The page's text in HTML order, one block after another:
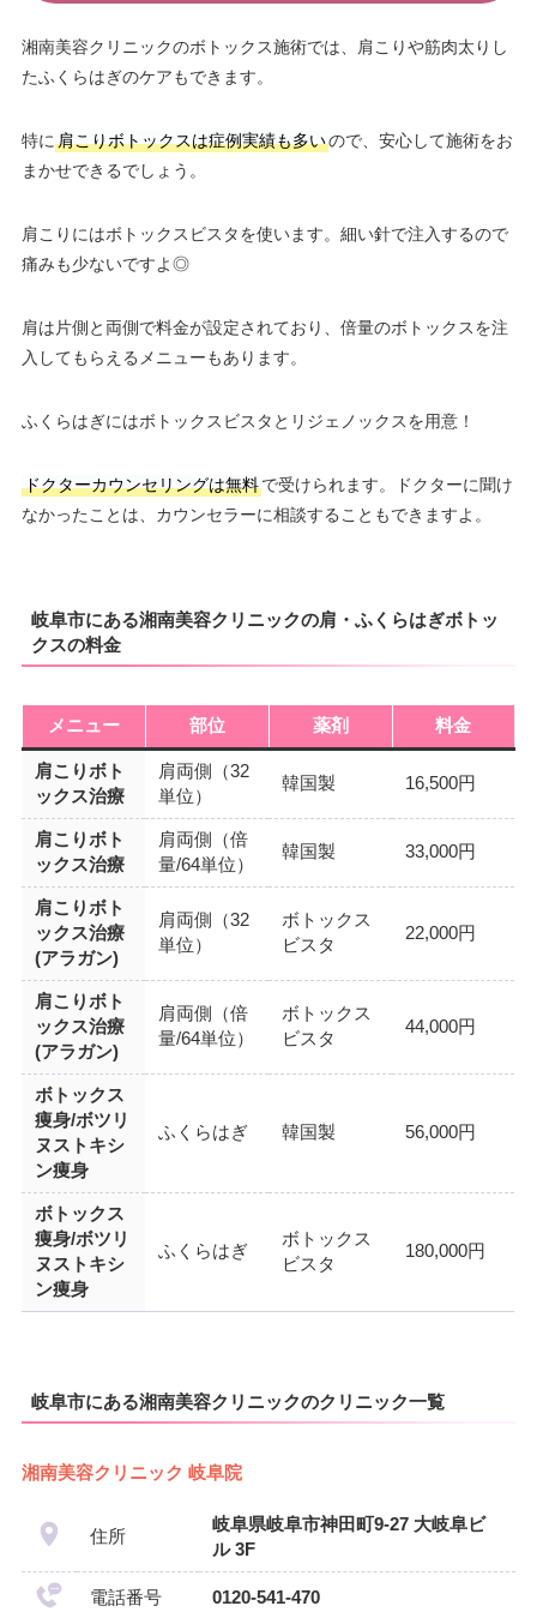
湘南美容クリニックのボトックス施術では、肩こりや筋肉太りし
たふくらはぎのケアもできます。
特に 肩こりボトックスは症例実績も多いので、安心して施術をお
まかせできるでしょう。
肩こりにはボトックスビスタを使います。細い針で注入するので
痛みも少ないですよ◎
肩は片側と両側で料金が設定されており、倍量のボトックスを注
入してもらえるメニューもあります。
ふくらはぎにはボトックスビスタとリジェノックスを用意！
ドクターカウンセリングは無料で受けられます。ドクターに聞け
なかったことは、カウンセラーに相談することもできますよ。
岐阜市にある湘南美容クリニックの肩・ふくらはぎボトッ
クスの料金
メニュー 部位 薬剤 料金
肩こりボト
ックス治療
肩両側（32
単位）
韓国製 16,500円
肩こりボト
ックス治療
肩両側（倍
量/64単位）
韓国製 33,000円
肩こりボト
ックス治療
(アラガン)
肩両側（32
単位）
ボトックス
ビスタ
22,000円
肩こりボト
ックス治療
(アラガン)
肩両側（倍
量/64単位）
ボトックス
ビスタ
44,000円
ボトックス
痩身/ボツリ
ヌストキシ
ン痩身
ふくらはぎ 韓国製 56,000円
ボトックス
痩身/ボツリ
ヌストキシ
ン痩身
ふくらはぎ
ボトックス
ビスタ
180,000円
岐阜市にある湘南美容クリニックのクリニック一覧
湘南美容クリニック 岐阜院
住所
岐阜県岐阜市神田町9-27 大岐阜ビ
ル 3F
電話番号 0120-541-470